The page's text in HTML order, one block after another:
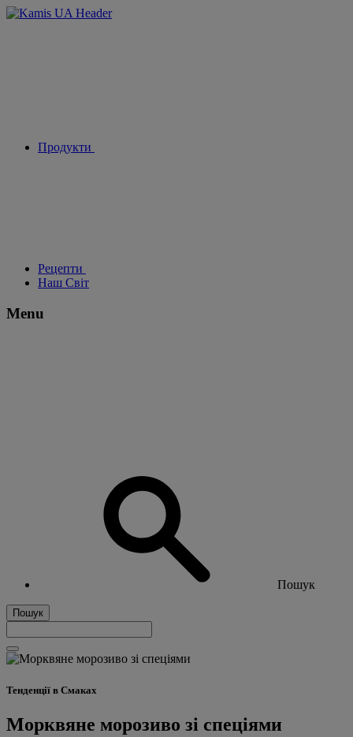
Продукти
Рецепти
Наш Світ
Menu
Пошук
Пошук
Тенденції в Смаках
Морквяне морозиво зі спеціями